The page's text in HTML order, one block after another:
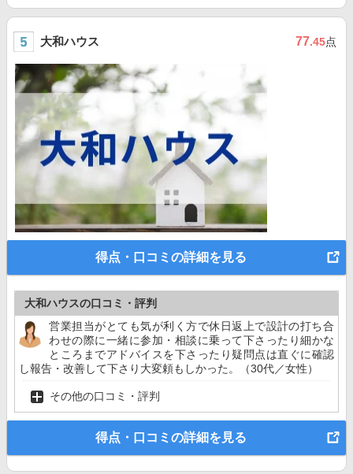
大和ハウス 77.45点
得点・口コミの詳細を見る
大和ハウスの口コミ・評判
営業担当がとても気が利く方で休日返上で設計の打ち合
わせの際に一緒に参加・相談に乗って下さったり細かな
ところまでアドバイスを下さったり疑問点は直ぐに確認
し報告・改善して下さり大変頼もしかった。（30代／女性）
その他の口コミ・評判
得点・口コミの詳細を見る